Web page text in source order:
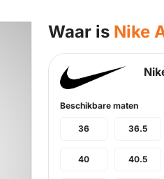
Waar is Nike
Beschikbare maten
36 36.5
40 40.5